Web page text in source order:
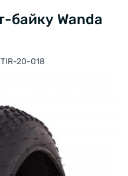
байку Wanda
TIR-20-018